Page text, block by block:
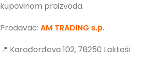
kupovinom proizvoda.
Prodavac: AM TRADING s.p.
📍 Karađorđeva 102, 78250 Laktaši